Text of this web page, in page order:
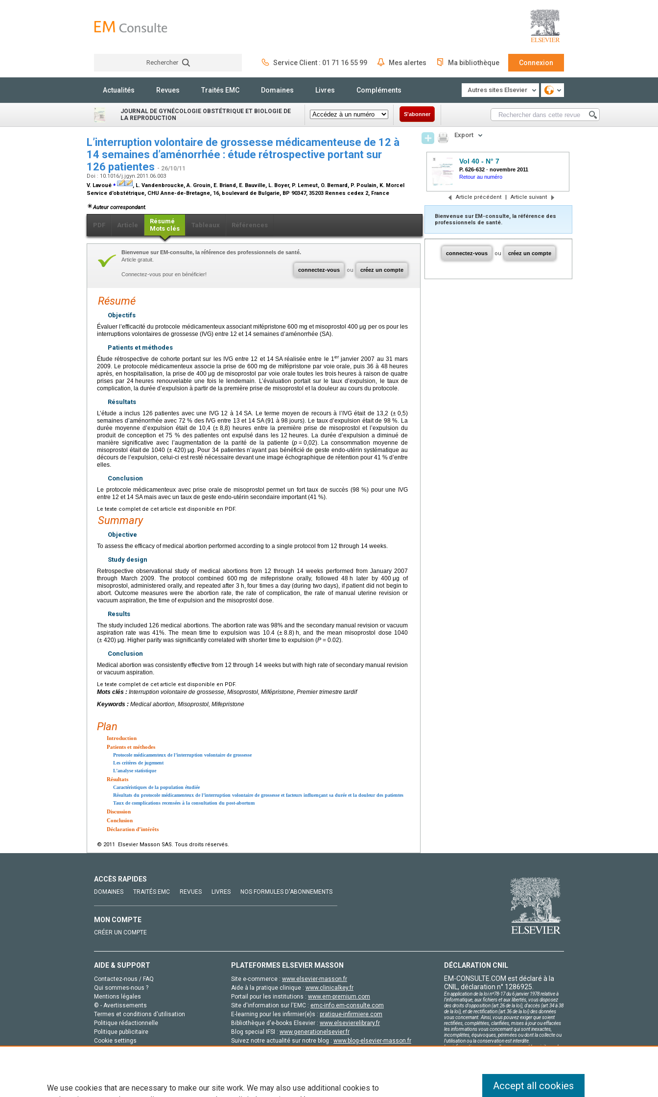
Rechercher Service Client : 01 71 16 55 99 Mes alertes Ma bibliothèque Connexion
Actualités Revues Traités EMC Domaines Livres Compléments Autres sites Elsevier
JOURNAL DE GYNÉCOLOGIE OBSTÉTRIQUE ET BIOLOGIE DE
LA REPRODUCTION
S'abonner
L’interruption volontaire de grossesse médicamenteuse de 12 à
14 semaines d’aménorrhée : étude rétrospective portant sur
126 patientes - 26/10/11
Doi : 10.1016/j.jgyn.2011.06.003
V. Lavoué ⁎
, L. Vandenbroucke, A. Grouin, E. Briand, E. Bauville, L. Boyer, P. Lemeut, O. Bernard, P. Poulain, K. Morcel
Service d’obstétrique, CHU Anne-de-Bretagne, 16, boulevard de Bulgarie, BP 90347, 35203 Rennes cedex 2, France
Auteur correspondant.
PDF Article
Résumé
Mots clés
Tableaux Références
connectez-vous ou créez un compte
Bienvenue sur EM-consulte, la référence des professionnels de santé.
Article gratuit.
Connectez-vous pour en bénéficier!
Résumé
Objectifs
Évaluer l’efficacité du protocole médicamenteux associant mifépristone 600 mg et misoprostol 400 μg per os pour les
interruptions volontaires de grossesse (IVG) entre 12 et 14 semaines d’aménorrhée (SA).
Patients et méthodes
Étude rétrospective de cohorte portant sur les IVG entre 12 et 14 SA réalisée entre le 1er janvier 2007 au 31 mars
2009. Le protocole médicamenteux associe la prise de 600 mg de mifépristone par voie orale, puis 36 à 48 heures
après, en hospitalisation, la prise de 400 μg de misoprostol par voie orale toutes les trois heures à raison de quatre
prises par 24 heures renouvelable une fois le lendemain. L’évaluation portait sur le taux d’expulsion, le taux de
complication, la durée d’expulsion à partir de la première prise de misoprostol et la douleur au cours du protocole.
Résultats
L’étude a inclus 126 patientes avec une IVG 12 à 14 SA. Le terme moyen de recours à l’IVG était de 13,2 (± 0,5)
semaines d’aménorrhée avec 72 % des IVG entre 13 et 14 SA (91 à 98 jours). Le taux d’expulsion était de 98 %. La
durée moyenne d’expulsion était de 10,4 (± 8,8) heures entre la première prise de misoprostol et l’expulsion du
produit de conception et 75 % des patientes ont expulsé dans les 12 heures. La durée d’expulsion a diminué de
manière significative avec l’augmentation de la parité de la patiente (p = 0,02). La consommation moyenne de
misoprostol était de 1040 (± 420) μg. Pour 34 patientes n’ayant pas bénéficié de geste endo-utérin systématique au
décours de l’expulsion, celui-ci est resté nécessaire devant une image échographique de rétention pour 41 % d’entre
elles.
Conclusion
Le protocole médicamenteux avec prise orale de misoprostol permet un fort taux de succès (98 %) pour une IVG
entre 12 et 14 SA mais avec un taux de geste endo-utérin secondaire important (41 %).
Le texte complet de cet article est disponible en PDF.
Summary
Objective
To assess the efficacy of medical abortion performed according to a single protocol from 12 through 14 weeks.
Study design
Retrospective observational study of medical abortions from 12 through 14 weeks performed from January 2007
through March 2009. The protocol combined 600 mg de mifepristone orally, followed 48 h later by 400 μg of
misoprostol, administered orally, and repeated after 3 h, four times a day (during two days), if patient did not begin to
abort. Outcome measures were the abortion rate, the rate of complication, the rate of manual uterine revision or
vacuum aspiration, the time of expulsion and the misoprostol dose.
Results
The study included 126 medical abortions. The abortion rate was 98% and the secondary manual revision or vacuum
aspiration rate was 41%. The mean time to expulsion was 10.4 (± 8.8) h, and the mean misoprostol dose 1040
(± 420) μg. Higher parity was significantly correlated with shorter time to expulsion (P = 0.02).
Conclusion
Medical abortion was consistently effective from 12 through 14 weeks but with high rate of secondary manual revision
or vacuum aspiration.
Le texte complet de cet article est disponible en PDF.
Mots clés : Interruption volontaire de grossesse, Misoprostol, Mifépristone, Premier trimestre tardif
Keywords : Medical abortion, Misoprostol, Mifepristone
Plan
Introduction
Patients et méthodes
Protocole médicamenteux de l’interruption volontaire de grossesse
Les critères de jugement
L’analyse statistique
Résultats
Caractéristiques de la population étudiée
Résultats du protocole médicamenteux de l’interruption volontaire de grossesse et facteurs influençant sa durée et la douleur des patientes
Taux de complications recensées à la consultation du post-abortum
Discussion
Conclusion
Déclaration d’intérêts
© 2011 Elsevier Masson SAS. Tous droits réservés.
Export
Vol 40 - N° 7
P. 626-632 - novembre 2011
Retour au numéro
Article précédent | Article suivant
Bienvenue sur EM-consulte, la référence des
professionnels de santé.
connectez-vous ou créez un compte
ACCÈS RAPIDES
DOMAINES TRAITÉS EMC REVUES LIVRES NOS FORMULES D'ABONNEMENTS
MON COMPTE
CRÉER UN COMPTE
AIDE & SUPPORT
Contactez-nous / FAQ
Qui sommes-nous ?
Mentions légales
© - Avertissements
Termes et conditions d'utilisation
Politique rédactionnelle
Politique publicitaire
Cookie settings
PLATEFORMES ELSEVIER MASSON
Site e-commerce : www.elsevier-masson.fr
Aide à la pratique clinique : www.clinicalkey.fr
Portail pour les institutions : www.em-premium.com
Site d'information sur l'EMC : emc-info.em-consulte.com
E-learning pour les infirmier(e)s : pratique-infirmiere.com
Bibliothèque d'e-books Elsevier : www.elsevierelibrary.fr
Blog special IFSI : www.generationelsevier.fr
Suivez notre actualité sur notre blog : www.blog-elsevier-masson.fr
DÉCLARATION CNIL
EM-CONSULTE.COM est déclaré à la
CNIL, déclaration n° 1286925.
En application de la loi nº78-17 du 6 janvier 1978 relative à
l'informatique, aux fichiers et aux libertés, vous disposez
des droits d'opposition (art.26 de la loi), d'accès (art.34 à 38
de la loi), et de rectification (art.36 de la loi) des données
vous concernant. Ainsi, vous pouvez exiger que soient
rectifiées, complétées, clarifiées, mises à jour ou effacées
les informations vous concernant qui sont inexactes,
incomplètes, équivoques, périmées ou dont la collecte ou
l'utilisation ou la conservation est interdite.
Les informations personnelles concernant les visiteurs de
We use cookies that are necessary to make our site work. We may also use additional cookies to
Accept all cookies